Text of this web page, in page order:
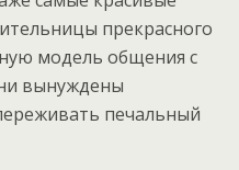
прекрасного
модель общения с
вынуждены
печальный